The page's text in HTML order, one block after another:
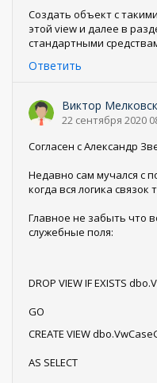
Создать объект с
этой view и далее в
стандартными
Ответить
Виктор
22 сентября 2020
Согласен с Александр
Недавно сам мучался с
когда вся логика
Главное не забыть что
служебные поля:
DROP VIEW IF EXISTS
GO
CREATE VIEW
AS SELECT